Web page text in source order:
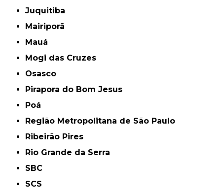
Juquitiba
Mairiporã
Mauá
Mogi das Cruzes
Osasco
Pirapora do Bom Jesus
Poá
Região Metropolitana de São Paulo
Ribeirão Pires
Rio Grande da Serra
SBC
SCS